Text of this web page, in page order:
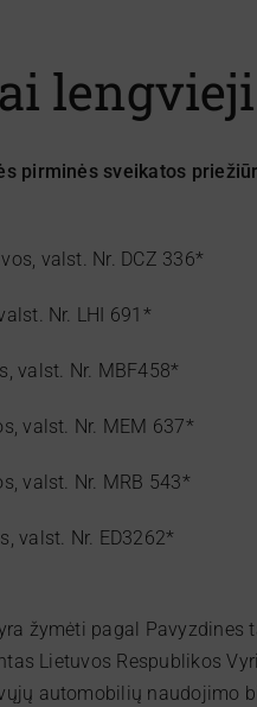
pirminės sveikatos
valst. Nr. DCZ 336*
Nr. LHI 691*
valst. Nr. MBF458*
valst. Nr. MEM 637*
valst. Nr. MRB 543*
valst. Nr. ED3262*
žymėti pagal
Lietuvos Respublikos
automobilių naudojimo